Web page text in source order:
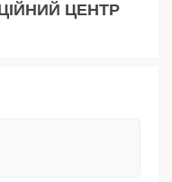
ЦЕНТР